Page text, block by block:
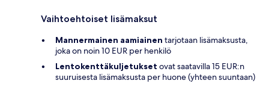
Vaihtoehtoiset lisämaksut
Mannermainen aamiainen tarjotaan lisämaksusta,
joka on noin 10 EUR per henkilö
Lentokenttäkuljetukset ovat saatavilla 15 EUR:n
suuruisesta lisämaksusta per huone (yhteen suuntaan)